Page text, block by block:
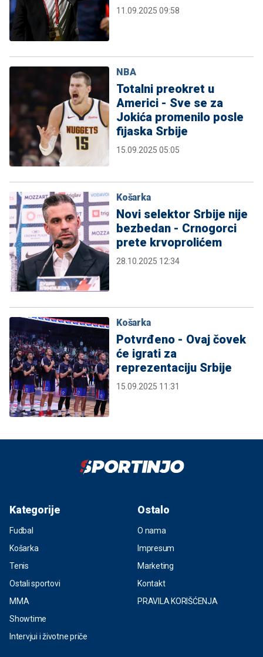
11.09.2025 09:58
NBA
Totalni preokret u
Americi - Sve se za
Jokića promenilo posle
fijaska Srbije
15.09.2025 05:05
Košarka
Novi selektor Srbije nije
bezbedan - Crnogorci
prete krvoprolićem
28.10.2025 12:34
Košarka
Potvrđeno - Ovaj čovek
će igrati za
reprezentaciju Srbije
15.09.2025 11:31
Kategorije
Fudbal
Košarka
Tenis
Ostali sportovi
MMA
Showtime
Intervjui i životne priče
Ostalo
O nama
Impresum
Marketing
Kontakt
PRAVILA KORIŠĆENJA